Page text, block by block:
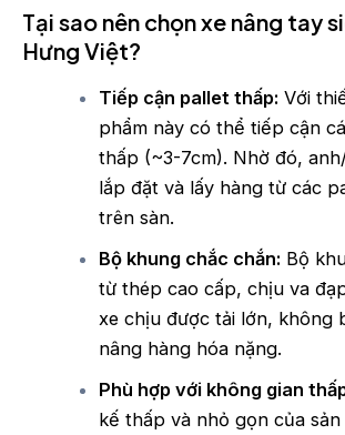
Tại sao nên chọn xe nâng tay
Hưng Việt?
Tiếp cận pallet thấp: Với
phẩm này có thể tiếp cận
thấp (~3-7cm). Nhờ đó,
lắp đặt và lấy hàng từ các
trên sàn.
Bộ khung chắc chắn: Bộ
từ thép cao cấp, chịu va
xe chịu được tải lớn, không
nâng hàng hóa nặng.
Phù hợp với không gian
kế thấp và nhỏ gọn của